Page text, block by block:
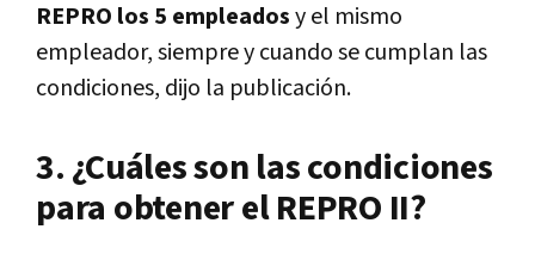
REPRO los 5 empleadosy el mismo
empleador, siempre y cuando se cumplan las
condiciones, dijo la publicación.
3. ¿Cuáles son las condiciones
para obtener el REPRO II?